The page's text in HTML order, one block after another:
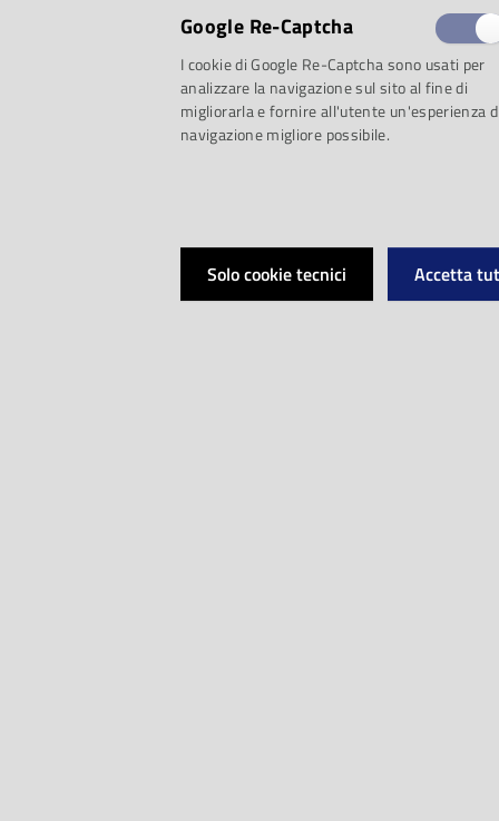
viole, due
progettati e
suonati insieme,
sonora che assai
Google Re-Captcha
I cookie di Google Re-Captcha sono usati per
analizzare la navigazione sul sito al fine di
migliorarla e fornire all'utente un'esperienza
navigazione migliore possibile.
Solo cookie tecnici Accetta